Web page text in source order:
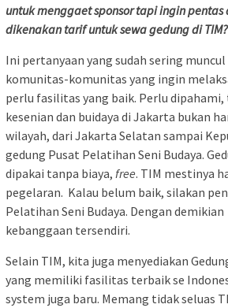
untuk menggaet sponsor tapi ingin
dikenakan tarif untuk sewa gedung di TIM?
Ini pertanyaan yang sudah sering
komunitas-komunitas yang ingin
perlu fasilitas yang baik. Perlu
kesenian dan buidaya di Jakarta bukan
wilayah, dari Jakarta Selatan sampai
gedung Pusat Pelatihan Seni Budaya.
dipakai tanpa biaya, free. TIM mestinya
pegelaran. Kalau belum baik, silakan
Pelatihan Seni Budaya. Dengan
kebanggaan tersendiri.
Selain TIM, kita juga menyediakan
yang memiliki fasilitas terbaik se
system juga baru. Memang tidak seluas